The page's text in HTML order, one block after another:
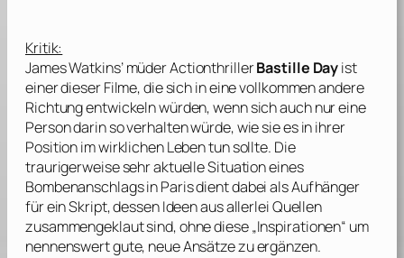
Kritik:
James Watkins’müder ActionthrillerBastille Dayist
einer dieser Filme, die sich in eine vollkommen andere
Richtung entwickeln würden, wenn sich auch nur eine
Person darin so verhalten würde, wie sie es in ihrer
Position im wirklichen Leben tun sollte. Die
traurigerweise sehr aktuelle Situation eines
Bombenanschlags in Paris dient dabei als Aufhänger
für ein Skript, dessen Ideen aus allerlei Quellen
zusammengeklaut sind, ohne diese „Inspirationen“ um
nennenswert gute, neue Ansätze zu ergänzen.